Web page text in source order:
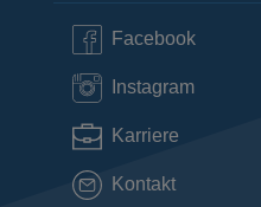
Facebook
Instagram
Karriere
Kontakt